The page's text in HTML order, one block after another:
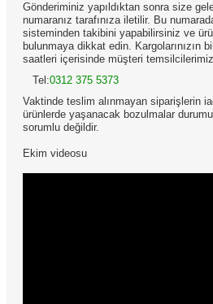
Gönderiminiz yapıldıktan sonra size
numaranız tarafınıza iletilir. Bu
sisteminden takibini yapabilirsiniz ve
bulunmaya dikkat edin. Kargolarınızın
saatleri içerisinde müşteri
Tel:0312 375 5373
Vaktinde teslim alınmayan siparişlerin
ürünlerde yaşanacak bozulmalar
sorumlu değildir.
Ekim videosu